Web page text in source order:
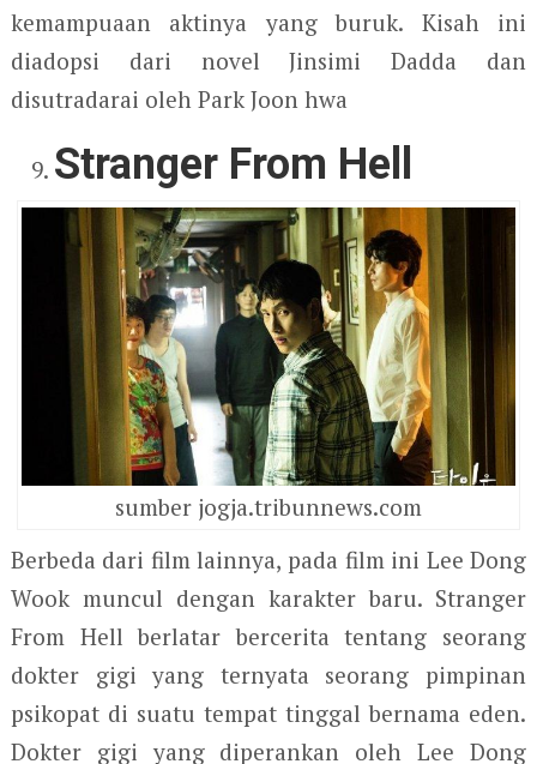
kemampuaan aktinya yang buruk. Kisah ini
diadopsi dari novel Jinsimi Dadda dan
disutradarai oleh Park Joon hwa
Stranger From Hell
sumber jogja.tribunnews.com
Berbeda dari film lainnya, pada film ini Lee Dong
Wook muncul dengan karakter baru. Stranger
From Hell berlatar bercerita tentang seorang
dokter gigi yang ternyata seorang pimpinan
psikopat di suatu tempat tinggal bernama eden.
Dokter gigi yang diperankan oleh Lee Dong